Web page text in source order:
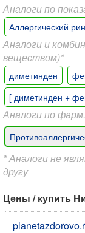
Аналоги по
Аллергический
Аналоги и
веществом)*
диметинден
[ диметинден +
Аналоги по
* Аналоги не
другу
Цены / купить